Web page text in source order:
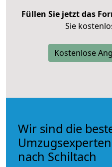
Füllen Sie jetzt das
Sie
Kostenlose
Wir sind die
nach Schiltach